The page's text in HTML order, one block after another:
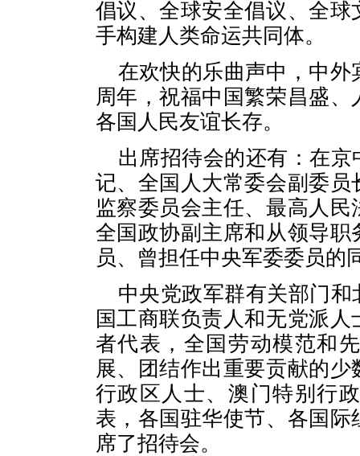
倡议、全球安全倡议、全
手构建人类命运共同体。
在欢快的乐曲声中，中
周年，祝福中国繁荣昌盛
各国人民友谊长存。
出席招待会的还有：在
记、全国人大常委会副委
监察委员会主任、最高人
全国政协副主席和从领导
员、曾担任中央军委委员的
中央党政军群有关部门
国工商联负责人和无党派
者代表，全国劳动模范和
展、团结作出重要贡献的
行政区人士、澳门特别行
表，各国驻华使节、各国
席了招待会。